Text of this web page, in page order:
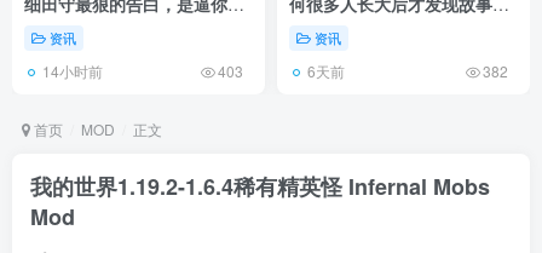
认有些夏天回不去了！
资讯
14小时前 403
本不在 1988 年！
资讯
6天前 382
首页 MOD 正文
我的世界1.19.2-1.6.4稀有精英怪 Infernal Mobs
Mod